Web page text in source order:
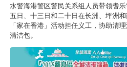
水警海港警区警民关系组人员带领耆
五日、十三日和二十日在长洲、坪洲
「家在香港」活动担任义工，协助清
清洁包。